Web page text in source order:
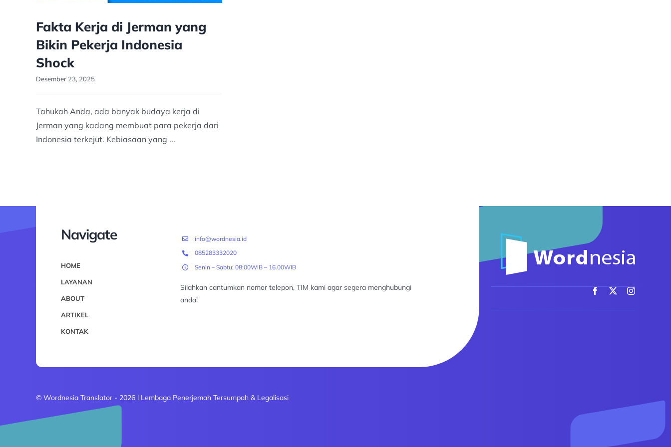
Fakta Kerja di Jerman yang
Bikin Pekerja Indonesia
Shock
Desember 23, 2025
Tahukah Anda, ada banyak budaya kerja di
Jerman yang kadang membuat para pekerja dari
Indonesia terkejut. Kebiasaan yang ...
Navigate
HOME
LAYANAN
ABOUT
ARTIKEL
KONTAK
info@wordnesia.id
085283332020
Senin – Sabtu: 08:00WIB – 16.00WIB
Silahkan cantumkan nomor telepon, TIM kami agar segera menghubungi
anda!
© Wordnesia Translator - 2026 l Lembaga Penerjemah Tersumpah & Legalisasi